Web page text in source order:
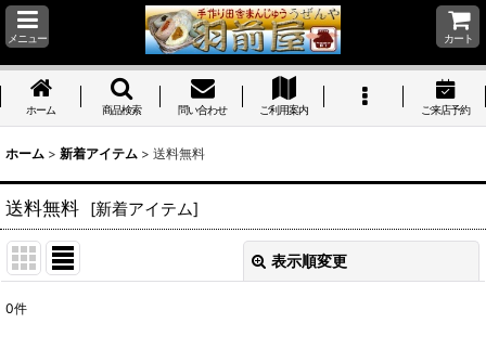
メニュー カート
ホーム 商品検索 問い合わせ ご利用案内 ご来店予約
ホーム > 新着アイテム > 送料無料
送料無料 [新着アイテム]
表示順変更
表示数
0件